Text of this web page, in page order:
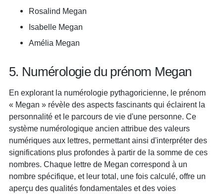
Rosalind Megan
Isabelle Megan
Amélia Megan
5. Numérologie du prénom Megan
En explorant la numérologie pythagoricienne, le prénom
« Megan » révèle des aspects fascinants qui éclairent la
personnalité et le parcours de vie d'une personne. Ce
système numérologique ancien attribue des valeurs
numériques aux lettres, permettant ainsi d'interpréter des
significations plus profondes à partir de la somme de ces
nombres. Chaque lettre de Megan correspond à un
nombre spécifique, et leur total, une fois calculé, offre un
aperçu des qualités fondamentales et des voies